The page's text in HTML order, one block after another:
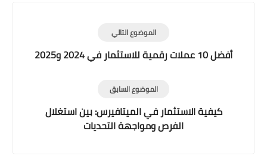
الموضوع التالي
أفضل 10 عملات رقمية للاستثمار في 2024 و2025
الموضوع السابق
كيفية الاستثمار في الميتافيرس: بين استغلال
الفرص ومواجهة التحديات